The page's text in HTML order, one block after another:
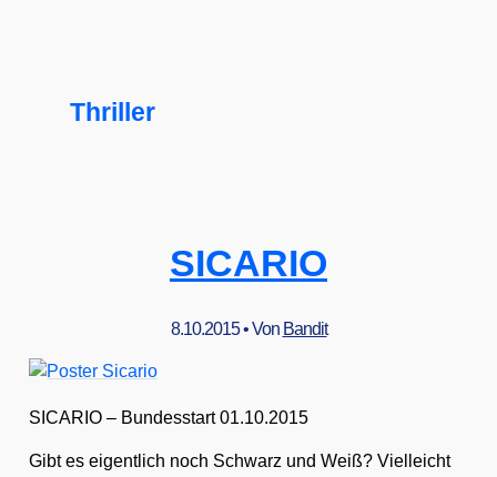
Thriller
SICARIO
8.10.2015• Von Bandit
SICARIO – Bun­des­start 01.10.2015
Gibt es eigent­lich noch Schwarz und Weiß? Viel­leicht